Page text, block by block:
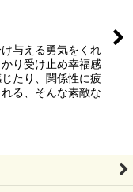
与える勇気をくれ
り受け止め幸福感
たり、関係性に疲
る、そんな素敵な